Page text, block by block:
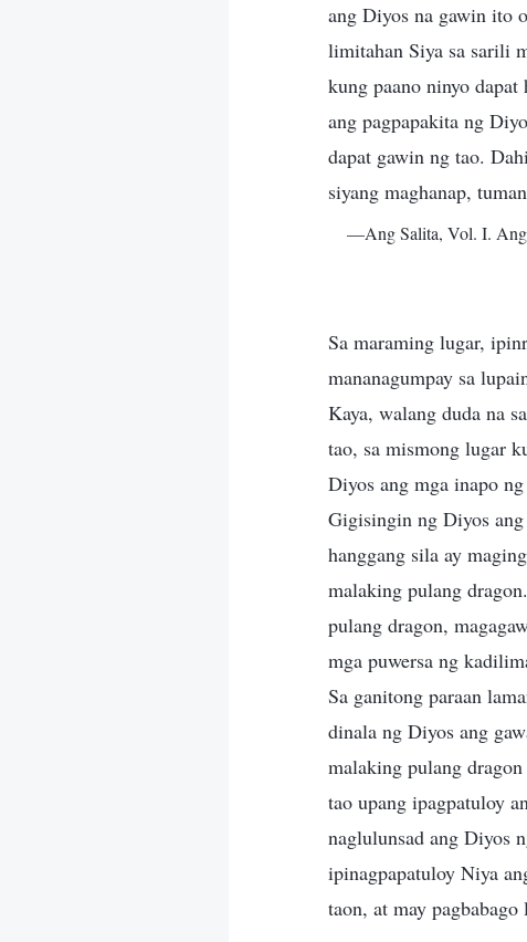
ang Diyos na gawin ito
limitahan Siya sa sarili
kung paano ninyo
ang pagpapakita ng
dapat gawin ng tao.
siyang maghanap,
—Ang Salita, Vol. I. Ang
Sa maraming lugar,
mananagumpay sa
Kaya, walang duda na
tao, sa mismong lugar
Diyos ang mga inapo
Gigisingin ng Diyos
hanggang sila ay
malaking pulang
pulang dragon,
mga puwersa ng
Sa ganitong paraan
dinala ng Diyos ang
malaking pulang
tao upang ipagpatuloy
naglulunsad ang Diyos
ipinagpapatuloy Niya
taon, at may